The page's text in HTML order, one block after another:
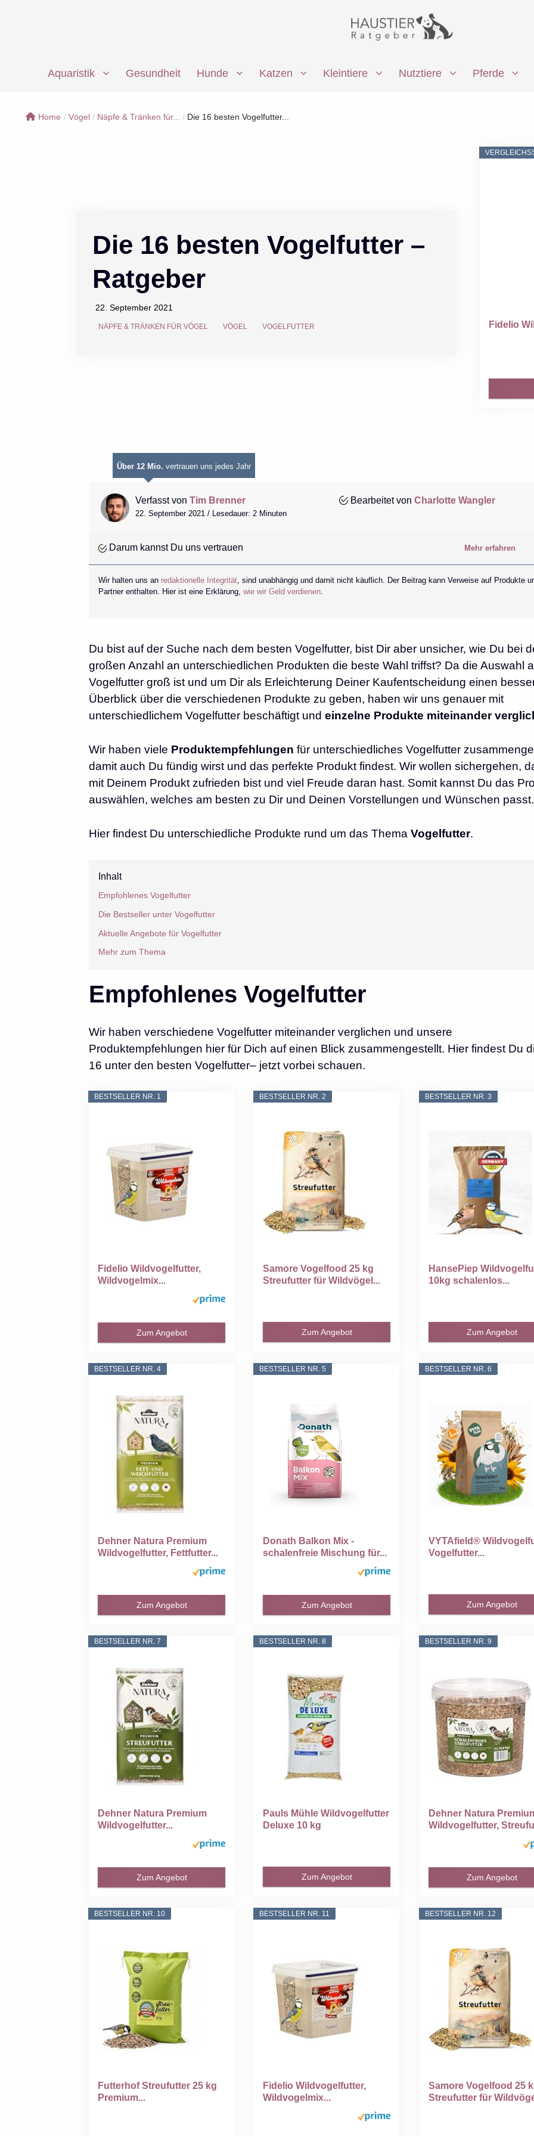
Aquaristik Gesundheit Hunde Katzen Kleintiere Nutztiere Pferde
Home / Vögel / Näpfe & Tränken für... / Die 16 besten Vogelfutter...
Die 16 besten Vogelfutter –
Ratgeber
22. September 2021
NÄPFE & TRÄNKEN FÜR VÖGEL VÖGEL VOGELFUTTER Fidelio
Über 12 Mio. vertrauen uns jedes Jahr
Verfasst von Tim Brenner
22. September 2021 / Lesedauer: 2 Minuten
Bearbeitet von Charlotte Wangler
Darum kannst Du uns vertrauen Mehr erfahren
Wir halten uns an redaktionelle Integrität, sind unabhängig und damit nicht käuflich. Der Beitrag kann Verweise auf Produkte
Partner enthalten. Hier ist eine Erklärung, wie wir Geld verdienen.
Du bist auf der Suche nach dem besten Vogelfutter, bist Dir aber unsicher, wie Du bei
großen Anzahl an unterschiedlichen Produkten die beste Wahl triffst? Da die Auswahl
Vogelfutter groß ist und um Dir als Erleichterung Deiner Kaufentscheidung einen
Überblick über die verschiedenen Produkte zu geben, haben wir uns genauer mit
unterschiedlichem Vogelfutter beschäftigt und einzelne Produkte miteinander
Wir haben viele Produktempfehlungen für unterschiedliches Vogelfutter
damit auch Du fündig wirst und das perfekte Produkt findest. Wir wollen sichergehen,
mit Deinem Produkt zufrieden bist und viel Freude daran hast. Somit kannst Du das
auswählen, welches am besten zu Dir und Deinen Vorstellungen und Wünschen passt.
Hier findest Du unterschiedliche Produkte rund um das Thema Vogelfutter.
Inhalt
Empfohlenes Vogelfutter
Die Bestseller unter Vogelfutter
Aktuelle Angebote für Vogelfutter
Mehr zum Thema
Empfohlenes Vogelfutter
Wir haben verschiedene Vogelfutter miteinander verglichen und unsere
Produktempfehlungen hier für Dich auf einen Blick zusammengestellt. Hier findest Du
16 unter den besten Vogelfutter– jetzt vorbei schauen.
BESTSELLER NR. 1
Fidelio Wildvogelfutter,
Wildvogelmix...
Zum Angebot
BESTSELLER NR. 2
Samore Vogelfood 25 kg
Streufutter für Wildvögel...
Zum Angebot
BESTSELLER NR. 3
HansePiep
10kg schalenlos...
Zum Angebot
BESTSELLER NR. 4
Dehner Natura Premium
Wildvogelfutter, Fettfutter...
Zum Angebot
BESTSELLER NR. 5
Donath Balkon Mix -
schalenfreie Mischung für...
Zum Angebot
BESTSELLER NR. 6
VYTAfield®
Vogelfutter...
Zum Angebot
BESTSELLER NR. 7
Dehner Natura Premium
Wildvogelfutter...
Zum Angebot
BESTSELLER NR. 8
Pauls Mühle Wildvogelfutter
Deluxe 10 kg
Zum Angebot
BESTSELLER NR. 9
Dehner Natura
Wildvogelfutter,
Zum Angebot
BESTSELLER NR. 10
Futterhof Streufutter 25 kg
Premium...
BESTSELLER NR. 11
Fidelio Wildvogelfutter,
Wildvogelmix...
BESTSELLER NR. 12
Samore Vogelfood 25
Streufutter für